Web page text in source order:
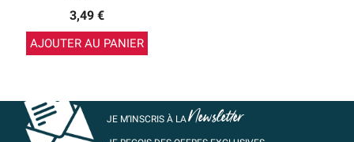
3,49 €
AJOUTER AU PANIER
JE M’INSCRIS À LANewsletter